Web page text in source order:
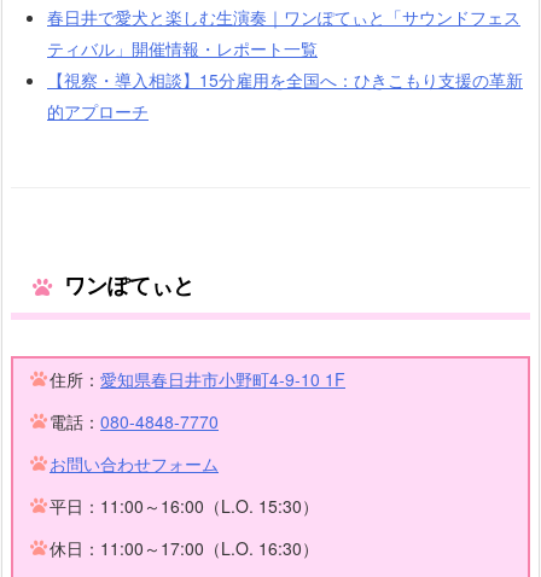
春日井で愛犬と楽しむ生演奏｜ワンぽてぃと「サウンドフェス
ティバル」開催情報・レポート一覧
【視察・導入相談】15分雇用を全国へ：ひきこもり支援の革新
的アプローチ
ワンぽてぃと
住所： 愛知県春日井市小野町4-9-10 1F
電話： 080-4848-7770
お問い合わせフォーム
平日：11:00～16:00（L.O. 15:30）
休日：11:00～17:00（L.O. 16:30）